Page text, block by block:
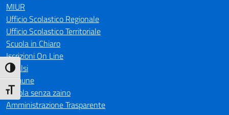
Attiva/disattiva alto contrasto
Attiva/disattiva dimensione testo
MIUR
Ufficio Scolastico Regionale
Ufficio Scolastico Territoriale
Scuola in Chiaro
Iscrizioni On Line
Invalsi
Comune
Scuola senza zaino
Amministrazione Trasparente